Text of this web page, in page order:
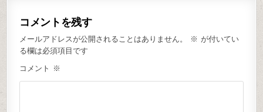
コメントを残す
メールアドレスが公開されることはありません。 ※ が付いてい
る欄は必須項目です
コメント ※